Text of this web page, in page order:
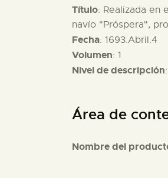
Título: Realizada en
navío "Próspera",
Fecha: 1693.Abril.4
Volumen: 1
Nivel de descripción
Área de
Nombre del